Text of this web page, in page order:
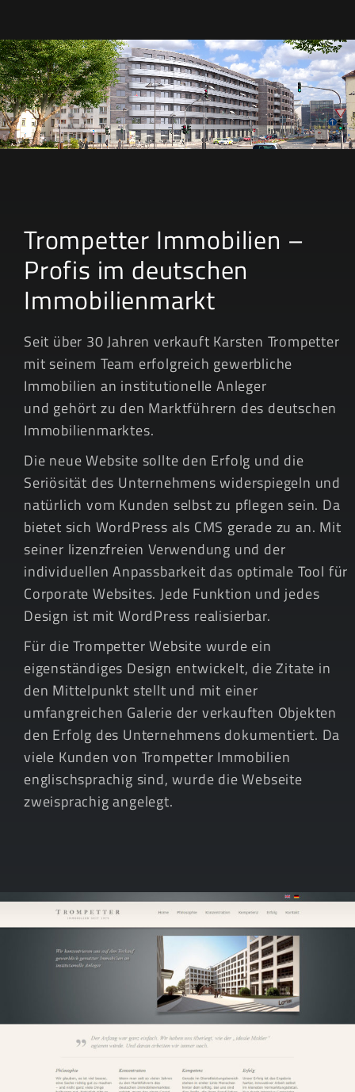
Trompetter Immobilien –
Profis im deutschen
Immobilienmarkt
Seit über 30 Jahren verkauft Karsten Trompetter
mit seinem Team erfolgreich gewerbliche
Immobilien an institutionelle Anleger
und gehört zu den Marktführern des deutschen
Immobilienmarktes.
Die neue Website sollte den Erfolg und die
Seriösität des Unternehmens widerspiegeln und
natürlich vom Kunden selbst zu pflegen sein. Da
bietet sich WordPress als CMS gerade zu an. Mit
seiner lizenzfreien Verwendung und der
individuellen Anpassbarkeit das optimale Tool für
Corporate Websites. Jede Funktion und jedes
Design ist mit WordPress realisierbar.
Für die Trompetter Website wurde ein
eigenständiges Design entwickelt, die Zitate in
den Mittelpunkt stellt und mit einer
umfangreichen Galerie der verkauften Objekten
den Erfolg des Unternehmens dokumentiert. Da
viele Kunden von Trompetter Immobilien
englischsprachig sind, wurde die Webseite
zweisprachig angelegt.